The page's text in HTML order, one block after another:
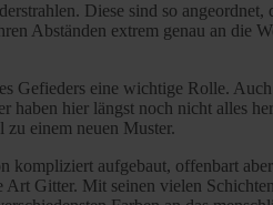
Diese sind so
Abständen extrem genau an die
Gefieders eine wichtige Rolle. Auch
haben hier längst noch nicht alles
einem neuen Muster.
kompliziert aufgebaut, offenbart
Gitter. Mit seinen vielen